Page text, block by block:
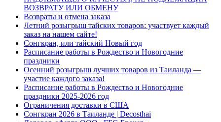
ВОЗВРАТУ ИЛИ ОБМЕНУ
Возвраты и отмена заказа
Летний розыгрыш тайских товаров: участвует каждый
заказ на нашем сайте!
Сонгкран, или тайский Новый год
Расписание работы в Рождество и Новогодние
праздники
Осенний розыгрыш лучших товаров из Таиланда —
участие каждого заказа!
Расписание работы в Рождество и Новогодние
праздники 2025-2026 год
Ограничения доставки в США
Сонгкран 2026 в Таиланде | Decosthai